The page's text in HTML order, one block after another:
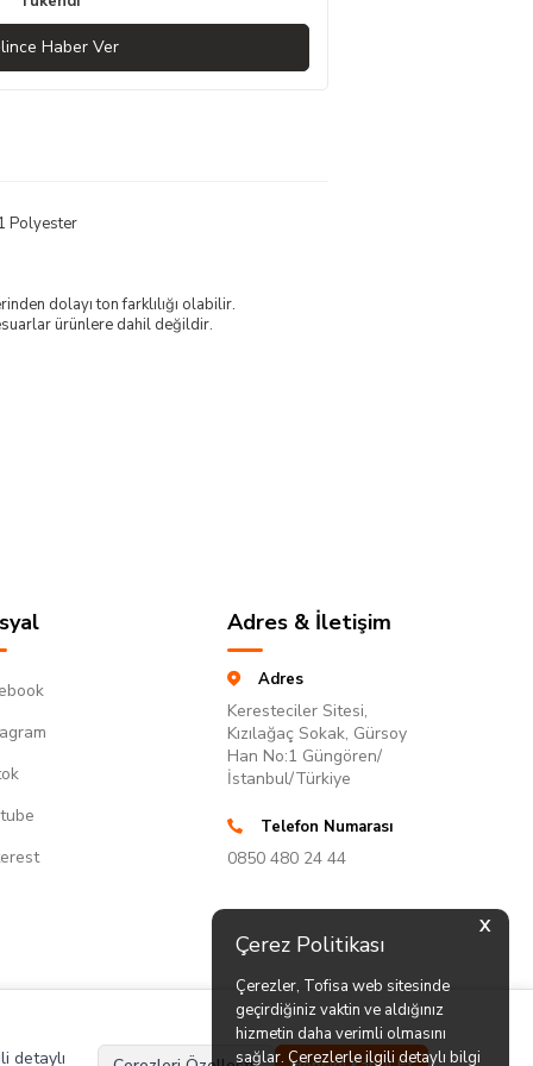
X
Çerez Politikası
Çerezler, Tofisa web sitesinde
geçirdiğiniz vaktin ve aldığınız
hizmetin daha verimli olmasını
sağlar. Çerezlerle ilgili detaylı bilgi
Haber Ver
Polyester
dolayı ton farklılığı olabilir.
ürünlere dahil değildir.
Adres & İletişim
Adres
Keresteciler Sitesi,
Kızılağaç Sokak, Gürsoy
Han No:1 Güngören/
İstanbul/Türkiye
Telefon Numarası
0850 480 24 44
detaylı